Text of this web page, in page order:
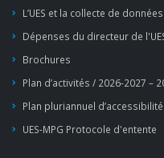
L’UES et la collecte de
Dépenses du directeur de
Brochures
Plan d’activités / 2026-2027 –
Plan pluriannuel d’accessibilité
UES-MPG Protocole d'entente